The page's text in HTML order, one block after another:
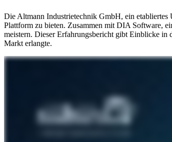
Die Altmann Industrietechnik GmbH, ein etabliertes
Plattform zu bieten. Zusammen mit DIA Software,
meistern. Dieser Erfahrungsbericht gibt Einblicke
Markt erlangte.